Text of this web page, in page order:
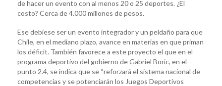
de hacer un evento con al menos 20 o 25 deportes. ¿El
costo? Cerca de 4.000 millones de pesos.
Ese debiese ser un evento integrador y un peldaño para que
Chile, en el mediano plazo, avance en materias en que priman
los déficit. También favorece a este proyecto el que en el
programa deportivo del gobierno de Gabriel Boric, en el
punto 2.4, se indica que se “reforzará el sistema nacional de
competencias y se potenciarán los Juegos Deportivos